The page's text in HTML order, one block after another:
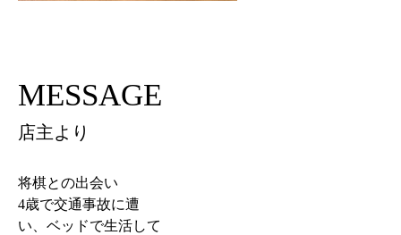
MESSAGE
店主より
将棋との出会い
4歳で交通事故に遭
い、ベッドで生活して